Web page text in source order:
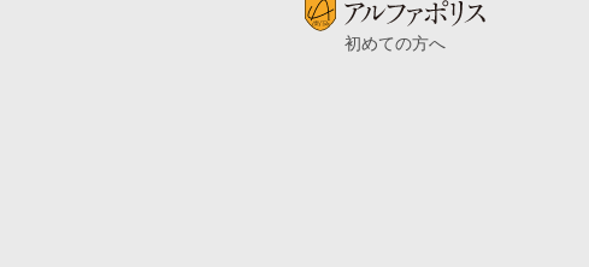
初めての方へ